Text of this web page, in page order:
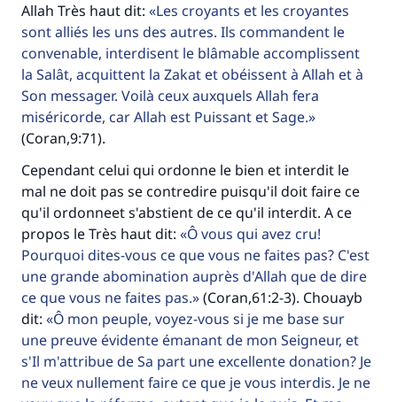
Allah Très haut dit:
Les croyants et les croyantes
sont alliés les uns des autres. Ils commandent le
convenable, interdisent le blâmable accomplissent
la Salât, acquittent la Zakat et obéissent à Allah et à
Son messager. Voilà ceux auxquels Allah fera
miséricorde, car Allah est Puissant et Sage.
(Coran,9:71).
Cependant celui qui ordonne le bien et interdit le
mal ne doit pas se contredire puisqu'il doit faire ce
qu'il ordonneet s'abstient de ce qu'il interdit. A ce
propos le Très haut dit:
Ô vous qui avez cru!
Pourquoi dites-vous ce que vous ne faites pas? C'est
une grande abomination auprès d'Allah que de dire
ce que vous ne faites pas. (Coran,61:2-3). Chouayb
dit:
Ô mon peuple, voyez-vous si je me base sur
une preuve évidente émanant de mon Seigneur, et
s'Il m'attribue de Sa part une excellente donation? Je
ne veux nullement faire ce que je vous interdis. Je ne